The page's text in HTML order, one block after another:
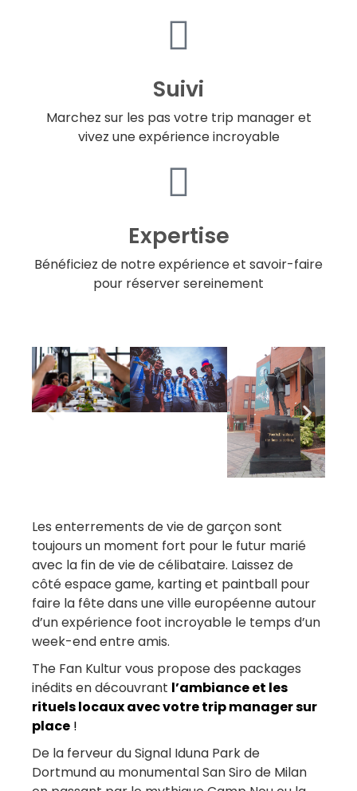
Suivi
Marchez sur les pas votre trip manager et
vivez une expérience incroyable
Expertise
Bénéficiez de notre expérience et savoir-faire
pour réserver sereinement
Les enterrements de vie de garçon sont
toujours un moment fort pour le futur marié
avec la fin de vie de célibataire. Laissez de
côté espace game, karting et paintball pour
faire la fête dans une ville européenne autour
d’un expérience foot incroyable le temps d’un
week-end entre amis.
The Fan Kultur vous propose des packages
inédits en découvrant l’ambiance et les
rituels locaux avec votre trip manager sur
place !
De la ferveur du Signal Iduna Park de
Dortmund au monumental San Siro de Milan